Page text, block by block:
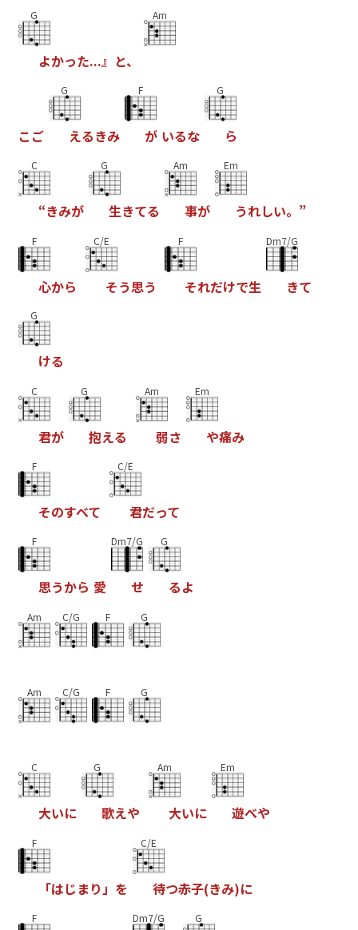
G
よかった...』 と、
Am
こ ご
G
えるきみ
F
が いるな
G
ら
C
“きみが
G
生きてる
Am
事が
Em
うれしい。 ”
F
心から
C/E
そう思う
F
それだけで生
Dm7/G
きて
G
ける
C
君が
G
抱える
Am
弱さ
Em
や痛み
F
そのすべて
C/E
君だって
F
思うから 愛
Dm7/G
せ
G
るよ
Am C/G F G
Am C/G F G
C
大いに
G
歌えや
Am
大いに
Em
遊べや
F
「はじ まり 」 を
C/E
待つ赤子(きみ)に
F Dm7/G G